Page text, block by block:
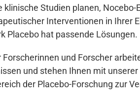
Studien planen, Nocebo-
Interventionen in Ihrer
Placebo hat passende Lösungen.
und Forscher
und stehen Ihnen mit
der Placebo-Forschung zur